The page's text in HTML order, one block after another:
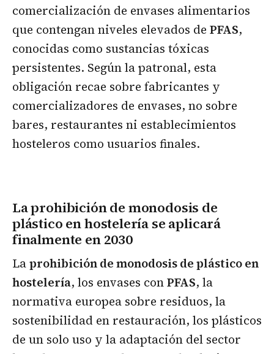
comercialización de envases alimentarios
que contengan niveles elevados de PFAS,
conocidas como sustancias tóxicas
persistentes. Según la patronal, esta
obligación recae sobre fabricantes y
comercializadores de envases, no sobre
bares, restaurantes ni establecimientos
hosteleros como usuarios finales.
La prohibición de monodosis de
plástico en hostelería se aplicará
finalmente en 2030
Laprohibición de monodosis de plástico en
hostelería, los envases conPFAS, la
normativa europea sobre residuos, la
sostenibilidad en restauración, los plásticos
de un solo uso y la adaptación del sector